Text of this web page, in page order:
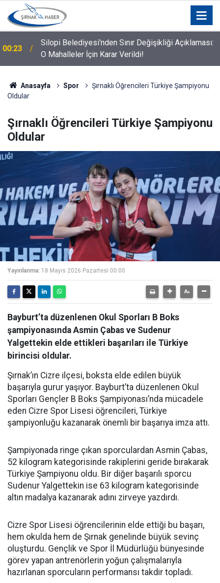
00:23
Silopi Belediyesi'nden Sınır Değişikliği Açıklaması:
O Mahalleler İçin Karar Verildi!
Anasayfa Spor
Şırnaklı Öğrencileri Türkiye Şampiyonu
Oldular
Şırnaklı Öğrencileri Türkiye Şampiyonu
Oldular
Yayınlanma: 18 Mayıs 2026 Pazartesi 00:00
Bayburt’ta düzenlenen Okul Sporları B Boks
şampiyonasında Asmin Çabas ve Sudenur
Yalgettekin elde ettikleri başarıları ile Türkiye
birincisi oldular.
Şırnak’ın Cizre ilçesi, boksta elde edilen büyük
başarıyla gurur yaşıyor. Bayburt’ta düzenlenen Okul
Sporları Gençler B Boks Şampiyonası’nda mücadele
eden Cizre Spor Lisesi öğrencileri, Türkiye
şampiyonluğu kazanarak önemli bir başarıya imza attı.
Şampiyonada ringe çıkan sporculardan Asmin Çabas,
52 kilogram kategorisinde rakiplerini geride bırakarak
Türkiye Şampiyonu oldu. Bir diğer başarılı sporcu
Sudenur Yalgettekin ise 63 kilogram kategorisinde
altın madalya kazanarak adını zirveye yazdırdı.
Cizre Spor Lisesi öğrencilerinin elde ettiği bu başarı,
hem okulda hem de Şırnak genelinde büyük sevinç
oluşturdu. Gençlik ve Spor İl Müdürlüğü bünyesinde
görev yapan antrenörlerin yoğun çalışmalarıyla
hazırlanan sporcuların performansı takdir topladı.